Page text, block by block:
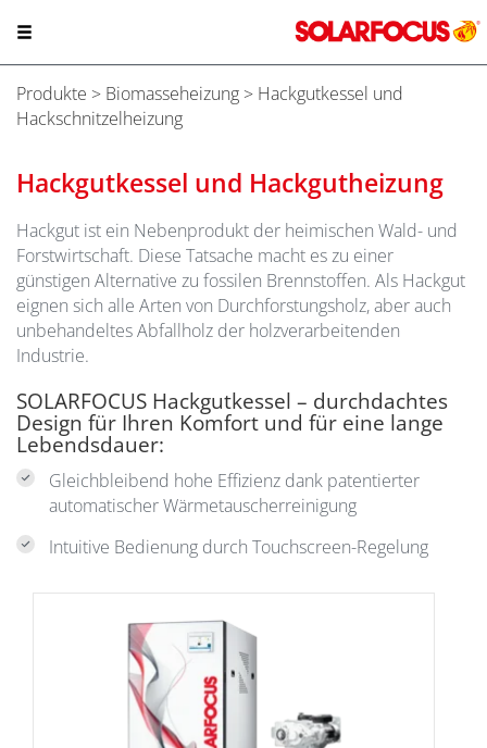
Produkte > Biomasseheizung > Hackgutkessel und
Hackschnitzelheizung
Hackgutkessel und Hackgutheizung
Hackgut ist ein Nebenprodukt der heimischen Wald- und
Forstwirtschaft. Diese Tatsache macht es zu einer
günstigen Alternative zu fossilen Brennstoffen. Als Hackgut
eignen sich alle Arten von Durchforstungsholz, aber auch
unbehandeltes Abfallholz der holzverarbeitenden
Industrie.
SOLARFOCUS Hackgutkessel – durchdachtes
Design für Ihren Komfort und für eine lange
Lebendsdauer:
Gleichbleibend hohe Effizienz dank patentierter
automatischer Wärmetauscherreinigung
Intuitive Bedienung durch Touchscreen-Regelung